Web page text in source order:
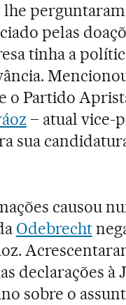
pelas
tinha a
o Partido
– atual vice-
sua
causou
Odebrecht
declarações à
sobre o